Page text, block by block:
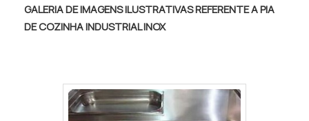
competência e excelência em sua área de
atuação. A Erinox foca sua energia em
ponta; Colaboradores qualificados. Tudo
para se certificar que se tenha caldeirão
GALERIA DE IMAGENS ILUSTRATIVAS REFERENTE A PIA
DE COZINHA INDUSTRIAL INOX